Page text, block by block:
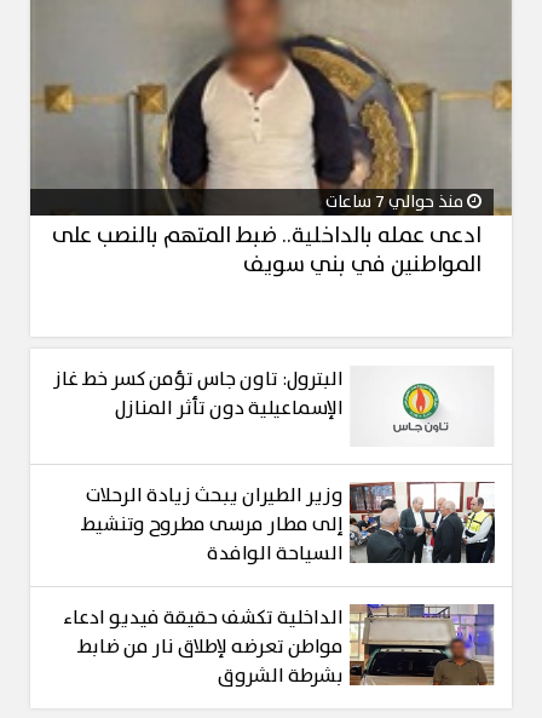
منذ حوالي 7 ساعات
ادعى عمله بالداخلية.. ضبط المتهم بالنصب على
المواطنين في بني سويف
البترول: تاون جاس تؤمن كسر خط غاز
الإسماعيلية دون تأثر المنازل
وزير الطيران يبحث زيادة الرحلات
إلى مطار مرسى مطروح وتنشيط
السياحة الوافدة
الداخلية تكشف حقيقة فيديو ادعاء
مواطن تعرضه لإطلاق نار من ضابط
بشرطة الشروق